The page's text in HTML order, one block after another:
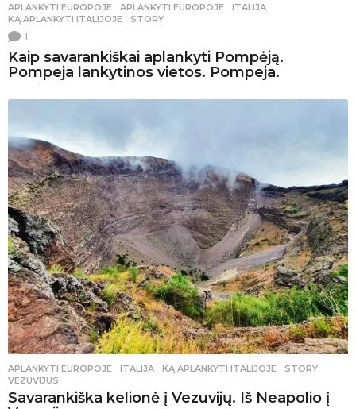
APLANKYTI EUROPOJE APLANKYTI EUROPOJE ,ITALIJA
KĄ APLANKYTI ITALIJOJE
,STORY
1
Kaip savarankiškai aplankyti Pompėją.
Pompeja lankytinos vietos. Pompeja.
APLANKYTI EUROPOJE ITALIJA ,KĄ APLANKYTI ITALIJOJE ,STORY
VEZUVIJUS
Savarankiška kelionė į Vezuvijų. Iš Neapolio į